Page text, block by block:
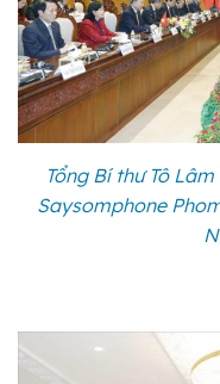
Tổng Bí thư Tô
Saysomphone